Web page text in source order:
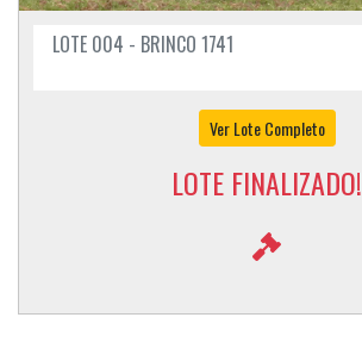
LOTE 004 - BRINCO 1741
Ver Lote Completo
LOTE FINALIZADO!